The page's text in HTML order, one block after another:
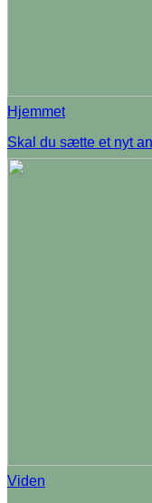
Hjemmet
Skal du sætte et nyt
Viden